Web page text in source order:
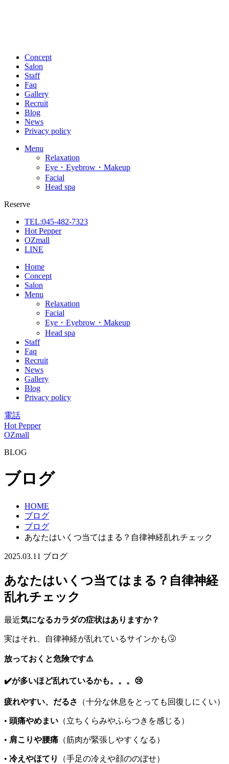
Concept
Salon
Staff
Faq
Gallery
Recruit
Blog
News
Privacy policy
Menu
Relaxation
Eye・Eyebrow・Makeup
Facial
Head spa
Reserve
TEL:045-482-7323
Hot Pepper
OZmall
LINE
Home
Concept
Salon
Menu
Relaxation
Facial
Eye・Eyebrow・Makeup
Head spa
Staff
Faq
Recruit
News
Gallery
Blog
Privacy policy
電話
Hot Pepper
OZmall
BLOG
ブログ
HOME
ブログ
ブログ
あなたはいくつ当てはまる？自律神経乱れチェック
2025.03.11 ブログ
あなたはいくつ当てはまる？自律神経
乱れチェック
最近気になるカラダの症状はありますか？
実はそれ、自律神経が乱れているサインかも🤧
放っておくと危険です⚠️
✔️が多いほど乱れているかも。。。😢
疲れやすい、だるさ （十分な休息をとっても回復しにくい）
• 頭痛やめまい （立ちくらみやふらつきを感じる）
• 肩こりや腰痛 （筋肉が緊張しやすくなる）
• 冷えやほてり （手足の冷えや顔ののぼせ）